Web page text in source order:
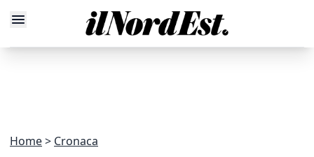
Home Cronaca